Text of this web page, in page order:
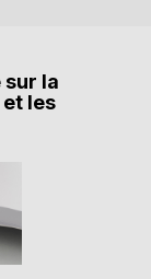
sur la
les